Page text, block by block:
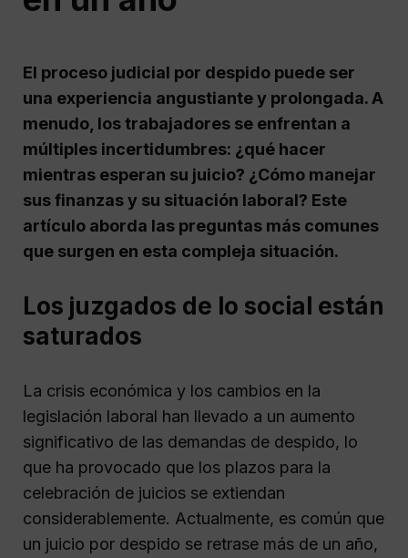
El proceso judicial por despido puede ser
una experiencia angustiante y prolongada. A
menudo, los trabajadores se enfrentan a
múltiples incertidumbres: ¿qué hacer
mientras esperan su juicio? ¿Cómo manejar
sus finanzas y su situación laboral? Este
artículo aborda las preguntas más comunes
que surgen en esta compleja situación.
Los juzgados de lo social están
saturados
La crisis económica y los cambios en la
legislación laboral han llevado a un aumento
significativo de las demandas de despido, lo
que ha provocado que los plazos para la
celebración de juicios se extiendan
considerablemente. Actualmente, es común que
un juicio por despido se retrase más de un año,